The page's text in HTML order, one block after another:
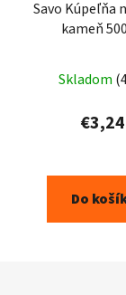
Savo Kúpeľňa
kameň
Skladom
€3,24
Do